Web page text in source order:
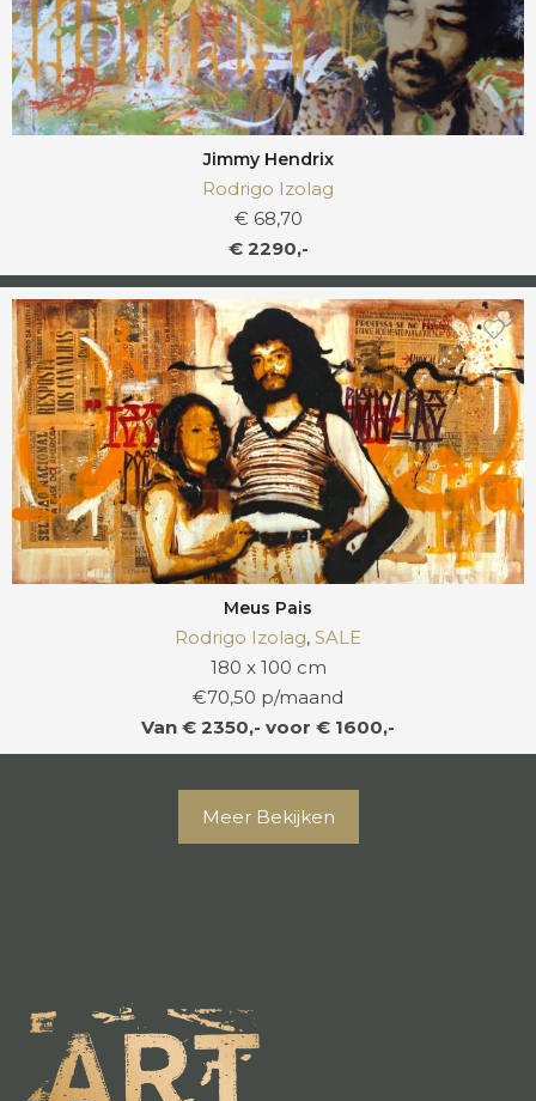
Jimmy Hendrix
Rodrigo Izolag
€ 68,70
€ 2290,-
Meus Pais
Rodrigo Izolag, SALE
180 x 100 cm
€70,50 p/maand
Van € 2350,- voor € 1600,-
Meer Bekijken